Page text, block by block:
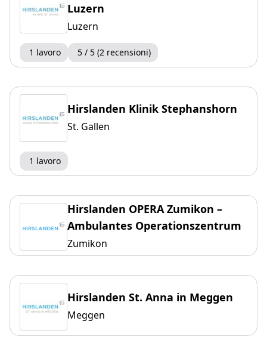
Luzern
Luzern
1 lavoro 5 / 5 (2 recensioni)
Hirslanden Klinik Stephanshorn
St. Gallen
1 lavoro
Hirslanden OPERA Zumikon –
Ambulantes Operationszentrum
Zumikon
Hirslanden St. Anna in Meggen
Meggen